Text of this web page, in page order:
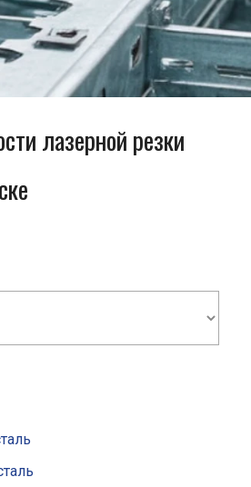
лазерной резки